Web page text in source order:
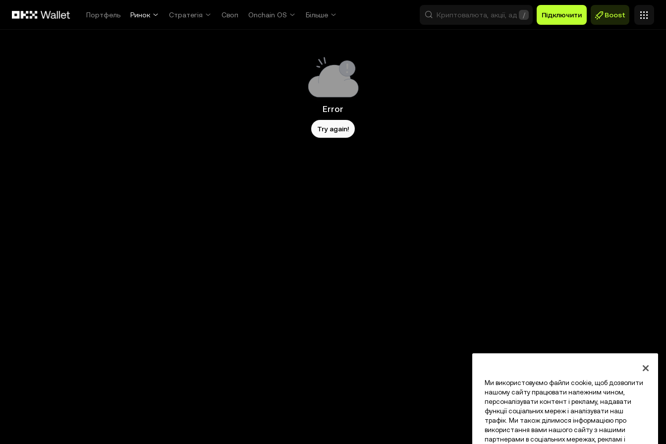
Портфель
Ринок Стратегія Своп Onchain OS Більше / Підключити Boost
Error
Try again!
Ми використовуємо файли cookie, щоб дозволити
нашому сайту працювати належним чином,
персоналізувати контент і рекламу, надавати
функції соціальних мереж і аналізувати наш
трафік. Ми також ділимося інформацією про
використання вами нашого сайту з нашими
партнерами в соціальних мережах, рекламі і